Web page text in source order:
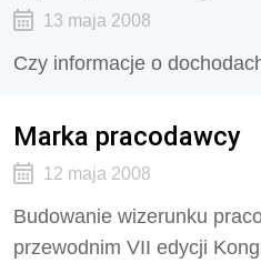
13 maja 2008
Czy informacje o
Marka pracodawcy
12 maja 2008
Budowanie wizerunku
przewodnim VII edycji